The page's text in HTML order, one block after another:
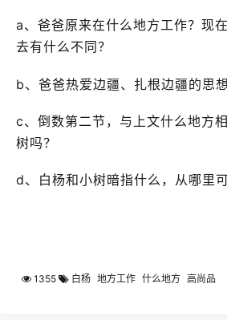
a、爸爸原来在什么地方工作？现
去有什么不同？
b、爸爸热爱边疆、扎根边疆的思
c、倒数第二节，与上文什么地方
树吗？
d、白杨和小树暗指什么，从哪里
1355 白杨 地方工作 什么地方 高尚品